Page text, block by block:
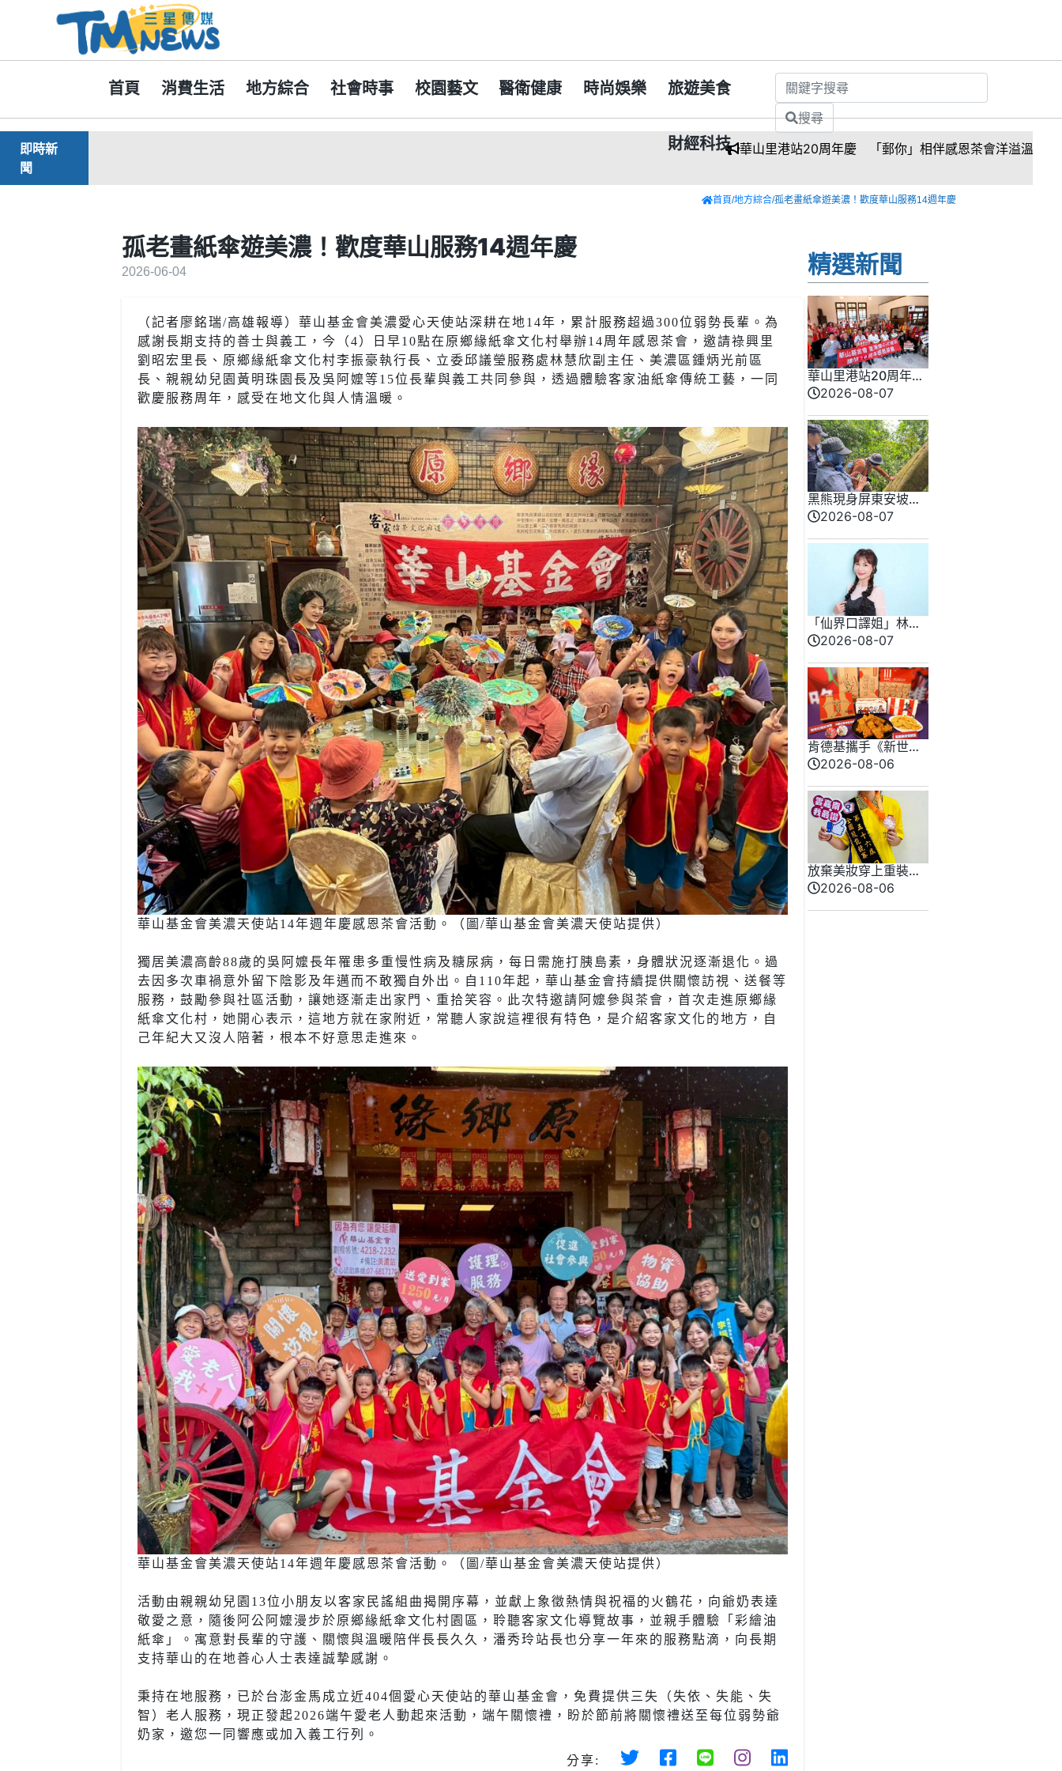
首頁 消費生活 地方綜合 社會時事 校園藝文 醫衛健康 時尚娛樂 旅遊美食
財經科技
搜尋
即時新
聞
華山里港站20周年慶 「郵你」相伴感恩茶會洋溢溫情
首頁/地方綜合/孤老畫紙傘遊美濃！歡度華山服務14週年慶
孤老畫紙傘遊美濃！歡度華山服務14週年慶
2026-06-04
（記者廖銘瑞/高雄報導）華山基金會美濃愛心天使站深耕在地14年，累計服務超過300位弱勢長輩。為
感謝長期支持的善士與義工，今（4）日早10點在原鄉緣紙傘文化村舉辦14周年感恩茶會，邀請祿興里
劉昭宏里長、原鄉緣紙傘文化村李振豪執行長、立委邱議瑩服務處林慧欣副主任、美濃區鍾炳光前區
長、親親幼兒園黃明珠園長及吳阿嬤等15位長輩與義工共同參與，透過體驗客家油紙傘傳統工藝，一同
歡慶服務周年，感受在地文化與人情溫暖。
華山基金會美濃天使站14年週年慶感恩茶會活動。（圖/華山基金會美濃天使站提供）
獨居美濃高齡88歲的吳阿嬤長年罹患多重慢性病及糖尿病，每日需施打胰島素，身體狀況逐漸退化。過
去因多次車禍意外留下陰影及年邁而不敢獨自外出。自110年起，華山基金會持續提供關懷訪視、送餐等
服務，鼓勵參與社區活動，讓她逐漸走出家門、重拾笑容。此次特邀請阿嬤參與茶會，首次走進原鄉緣
紙傘文化村，她開心表示，這地方就在家附近，常聽人家說這裡很有特色，是介紹客家文化的地方，自
己年紀大又沒人陪著，根本不好意思走進來。
華山基金會美濃天使站14年週年慶感恩茶會活動。（圖/華山基金會美濃天使站提供）
活動由親親幼兒園13位小朋友以客家民謠組曲揭開序幕，並獻上象徵熱情與祝福的火鶴花，向爺奶表達
敬愛之意，隨後阿公阿嬤漫步於原鄉緣紙傘文化村園區，聆聽客家文化導覽故事，並親手體驗「彩繪油
紙傘」。寓意對長輩的守護、關懷與溫暖陪伴長長久久，潘秀玲站長也分享一年來的服務點滴，向長期
支持華山的在地善心人士表達誠摯感謝。
秉持在地服務，已於台澎金馬成立近404個愛心天使站的華山基金會，免費提供三失（失依、失能、失
智）老人服務，現正發起2026端午愛老人動起來活動，端午關懷禮，盼於節前將關懷禮送至每位弱勢爺
奶家，邀您一同響應或加入義工行列。
分享:
精選新聞
華山里港站20周年
慶 「郵你」相伴感
2026-08-07
黑熊現身屏東安坡
村！林業保育署籲通
2026-08-07
「仙界口譯姐」林琇
琪新輯藏洋蔥 錄音
見
2026-08-07
肯德基攜手《新世紀
福音戰士》8/11霸脆
食品牌！
2026-08-06
放棄美妝穿上重裝！
勞動部南分署16歲女
牌
2026-08-06